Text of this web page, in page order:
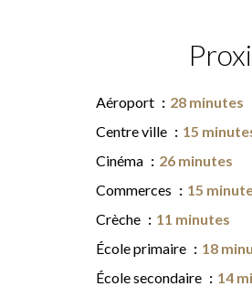
Aéroport
28 minutes
Centre ville
15
Cinéma
26 minutes
Commerces
15
Crèche
11 minutes
École primaire
18
École secondaire
14